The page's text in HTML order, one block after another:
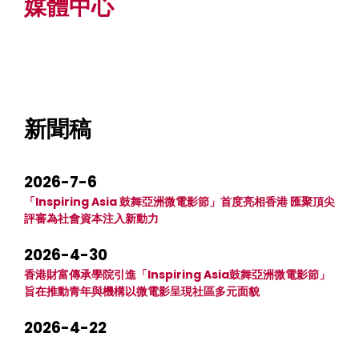
媒體中心
新聞稿
2026-7-6
「Inspiring Asia 鼓舞亞洲微電影節」首度亮相香港 匯聚頂尖
評審為社會資本注入新動力
2026-4-30
香港財富傳承學院引進「Inspiring Asia鼓舞亞洲微電影節」
旨在推動青年與機構以微電影呈現社區多元面貌
2026-4-22